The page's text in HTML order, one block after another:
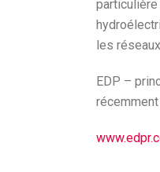
les
EDP –